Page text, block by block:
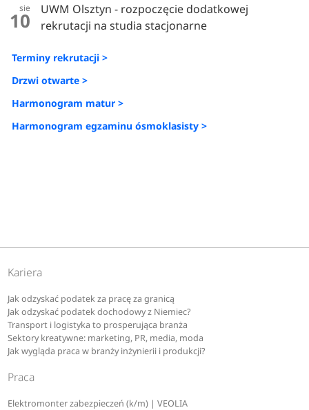
sie
10
UWM Olsztyn - rozpoczęcie dodatkowej
rekrutacji na studia stacjonarne
Terminy rekrutacji >
Drzwi otwarte >
Harmonogram matur >
Harmonogram egzaminu ósmoklasisty >
Kariera
Jak odzyskać podatek za pracę za granicą
Jak odzyskać podatek dochodowy z Niemiec?
Transport i logistyka to prosperująca branża
Sektory kreatywne: marketing, PR, media, moda
Jak wygląda praca w branży inżynierii i produkcji?
Praca
Elektromonter zabezpieczeń (k/m) | VEOLIA